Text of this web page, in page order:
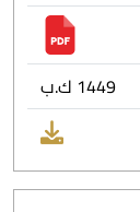
1449 ك.ب